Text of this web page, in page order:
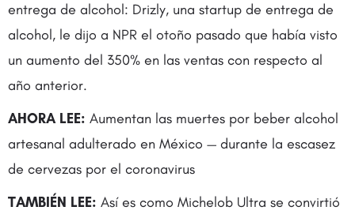
entrega de alcohol: Drizly, una startup de entrega de
alcohol, le dijo a NPR el otoño pasado que había visto
un aumento del 350% en las ventas con respecto al
año anterior.
AHORA LEE: Aumentan las muertes por beber alcohol
artesanal adulterado en México — durante la escasez
de cervezas por el coronavirus
TAMBIÉN LEE: Así es como Michelob Ultra se convirtió